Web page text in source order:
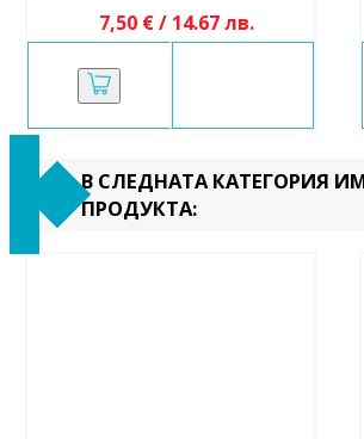
7,50 € / 14.67 лв.
В СЛЕДНАТА КАТЕГОРИЯ
ПРОДУКТА: